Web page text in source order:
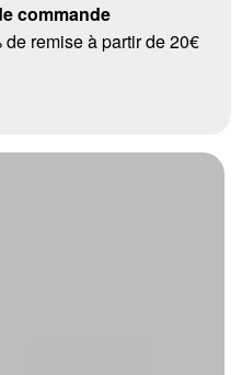
commande
remise à partir de 20€